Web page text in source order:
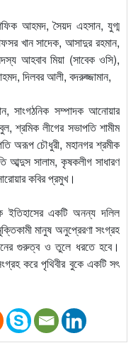
আহমদ, সৈয়দ এহসান, যুগ্ম
খান সাদেক, আসাদুর রহমান,
আহবাব মিয়া (সাবেক ওসি),
দিলবর আলী, বদরুজ্জামান,
সাংগঠনিক সম্পাদক আনোয়ার
শ্রমিক লীগের সভাপতি শামীম
অরূপ চৌধুরী, মহানগর শ্রমীক
আব্দুস সালাম, কৃষকলীগ সাধারণ
কবির প্রমুখ।
ইতিহাসের একটি অনন্য দলিল
মানুষ অনুপ্রেরণা সংগ্রহ
গুরুত্ব ও তুলে ধরতে হবে।
করে পৃথিবীর বুকে একটি সৎ